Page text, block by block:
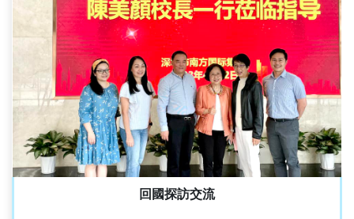
回國探訪交流